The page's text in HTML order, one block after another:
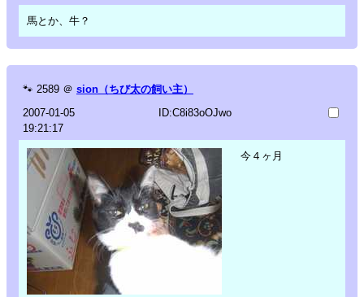
馬とか、牛？
🐾 2589 ＠ sion（ちび太の飼い主）
2007-01-05
19:21:17
ID:C8i83oOJwo
今４ヶ月